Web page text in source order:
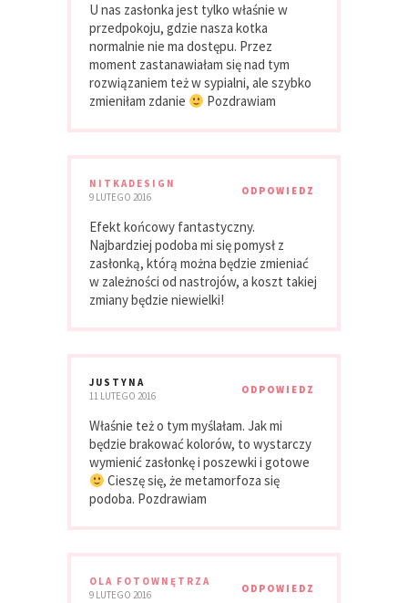
U nas zasłonka jest tylko właśnie w
przedpokoju, gdzie nasza kotka
normalnie nie ma dostępu. Przez
moment zastanawiałam się nad tym
rozwiązaniem też w sypialni, ale szybko
zmieniłam zdanie
Pozdrawiam
NITKADESIGN
9 LUTEGO 2016
ODPOWIEDZ
Efekt końcowy fantastyczny.
Najbardziej podoba mi się pomysł z
zasłonką, którą można będzie zmieniać
w zależności od nastrojów, a koszt takiej
zmiany będzie niewielki!
JUSTYNA
11 LUTEGO 2016
ODPOWIEDZ
Właśnie też o tym myślałam. Jak mi
będzie brakować kolorów, to wystarczy
wymienić zasłonkę i poszewki i gotowe
Cieszę się, że metamorfoza się
podoba. Pozdrawiam
OLA FOTOWNĘTRZA
9 LUTEGO 2016
ODPOWIEDZ